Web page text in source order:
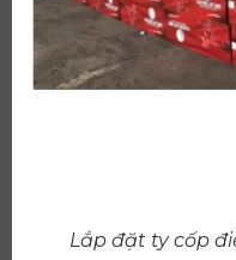
Lắp đặt ty cốp